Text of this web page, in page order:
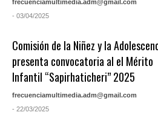
frecuenciamultimedia.adm@gmail.com
- 03/04/2025
Comisión de la Niñez y la
presenta convocatoria al el Mérito
Infantil “Sapirhaticheri” 2025
frecuenciamultimedia.adm@gmail.com
- 22/03/2025